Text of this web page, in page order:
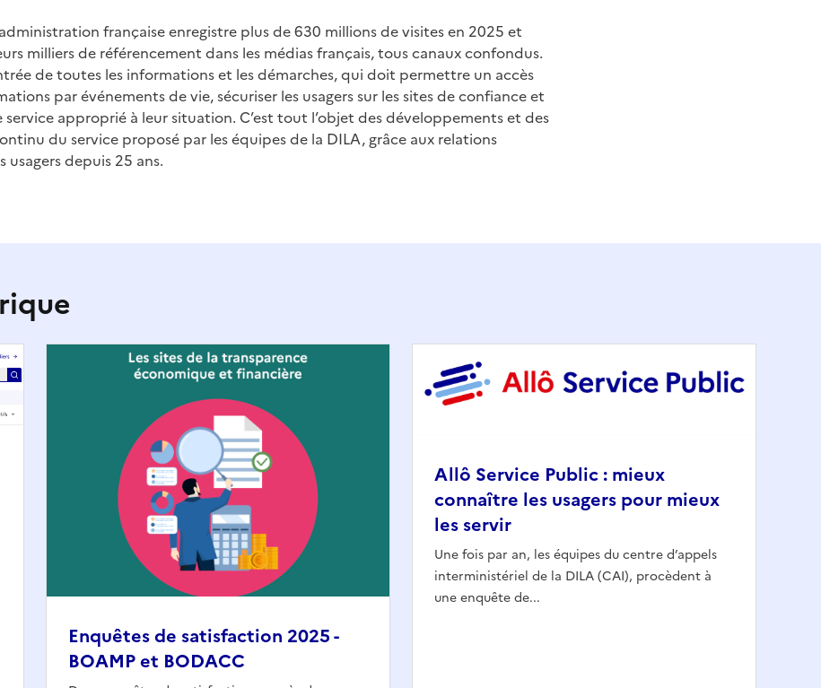
française enregistre plus de 630 millions de visites en 2025 et
milliers de référencement dans les médias français, tous canaux confondus.
de toutes les informations et les démarches, qui doit permettre un accès
par événements de vie, sécuriser les usagers sur les sites de confiance et
service approprié à leur situation. C’est tout l’objet des développements et des
du service proposé par les équipes de la DILA, grâce aux relations
usagers depuis 25 ans.
Enquêtes de satisfaction 2025 -
BOAMP et BODACC
Allô Service Public : mieux
connaître les usagers pour mieux
les servir
Une fois par an, les équipes du centre d’appels
interministériel de la DILA (CAI), procèdent à
une enquête de...